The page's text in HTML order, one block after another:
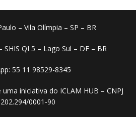
– Vila Olímpia – SP – BR
SHIS QI 5 – Lago Sul – DF – BR
55 11 98529-8345
iniciativa do ICLAM HUB – CNPJ
0001-90